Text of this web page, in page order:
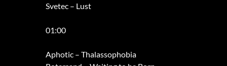
Svetec – Lust
01:00
Aphotic – Thalassophobia